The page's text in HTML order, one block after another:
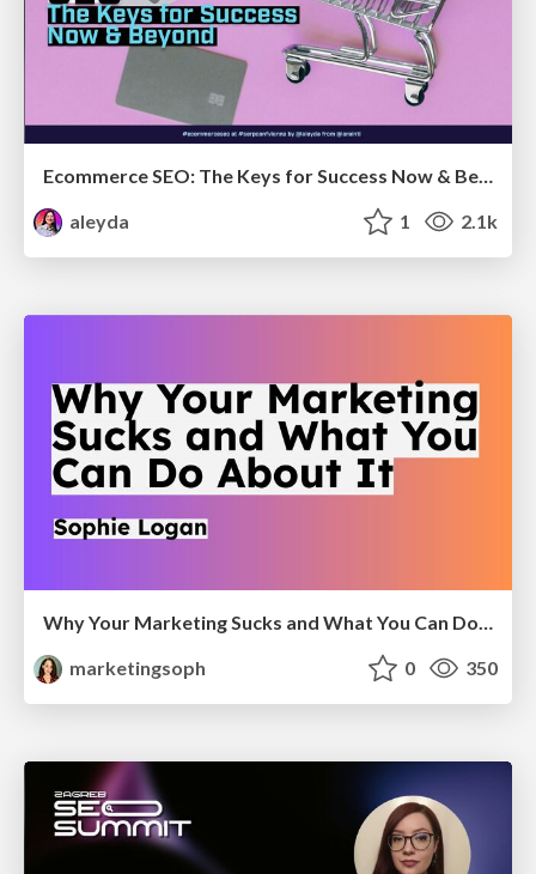
Ecommerce SEO: The Keys for Success Now & Beyond - #SERPConf2024
aleyda
1 2.1k
Why Your Marketing Sucks and What You Can Do About It - Sophie Logan
marketingsoph
0 350